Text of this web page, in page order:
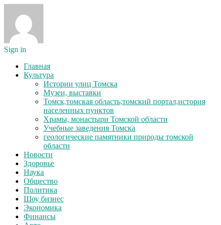
Sign in
Главная
Культура
Истории улиц Томска
Музеи, выставки
Томск,томская область,томский портал,история
населенных пунктов
Храмы, монастыри Томской области
Учебные заведения Томска
геологические памятники природы томской
области
Новости
Здоровье
Наука
Общество
Политика
Шоу бизнес
Экономика
Финансы